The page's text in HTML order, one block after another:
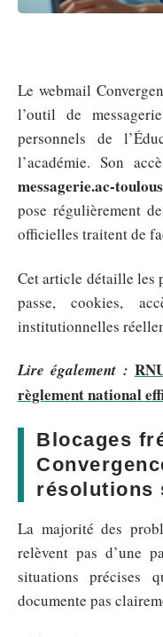
Le webmail
l’outil de
personnels de
l’académie. Son
messagerie.ac-
pose régulièrement
officielles traitent de
Cet article détaille les
passe, cookies,
institutionnelles
Lire également :
règlement national
Blocages
résolutions
La majorité des
relèvent pas d’une
situations précises
documente pas